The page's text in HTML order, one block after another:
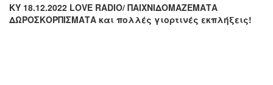
ΚΥ 18.12.2022 LOVE RADIO/ ΠΑΙΧΝΙΔΟΜΑΖΕΜΑΤΑ
ΔΩΡΟΣΚΟΡΠΙΣΜΑΤΑ και πολλές γιορτινές εκπλήξεις!